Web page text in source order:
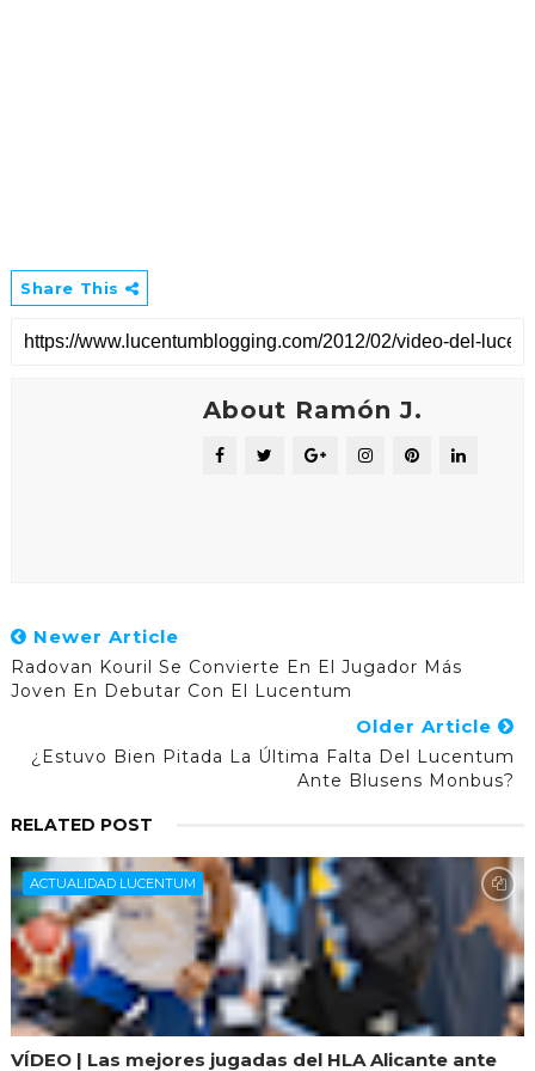
Share This
About Ramón J.
Newer Article
Radovan Kouril Se Convierte En El Jugador Más
Joven En Debutar Con El Lucentum
Older Article
¿Estuvo Bien Pitada La Última Falta Del Lucentum
Ante Blusens Monbus?
RELATED POST
ACTUALIDAD LUCENTUM
VÍDEO | Las mejores jugadas del HLA Alicante ante